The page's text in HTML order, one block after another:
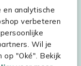
en analytische
verbeteren
Wil je
op "Oké". Bekijk